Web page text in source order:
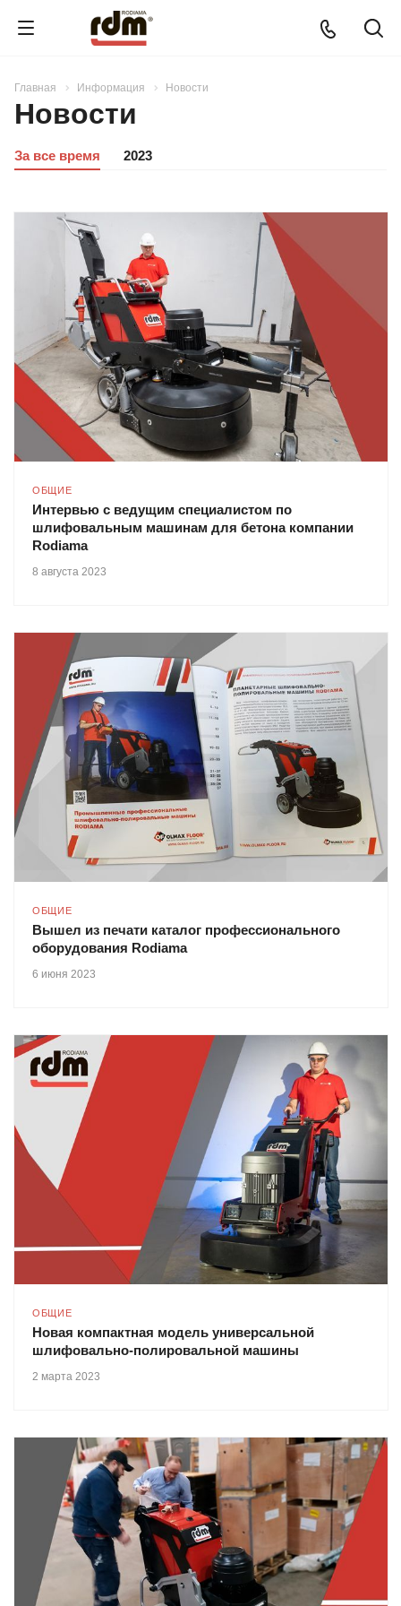
Главная Информация Новости
Новости
За все время 2023
ОБЩИЕ
Интервью c ведущим специалистом по
шлифовальным машинам для бетона компании
Rodiama
8 августа 2023
ОБЩИЕ
Вышел из печати каталог профессионального
оборудования Rodiama
6 июня 2023
ОБЩИЕ
Новая компактная модель универсальной
шлифовально-полировальной машины
2 марта 2023